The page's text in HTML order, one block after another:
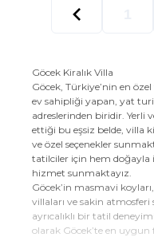
Göcek Kiralık Villa
Göcek, Türkiye’nin en
ev sahipliği yapan, yat
adreslerinden biridir. Yerli
ettiği bu eşsiz belde, villa
ve özel seçenekler
tatilciler için hem doğayla
hizmet sunmaktayız.
Göcek’in masmavi
villaları ve sakin
ayrıcalıklı bir tatil
olarak Göcek’te en uygun